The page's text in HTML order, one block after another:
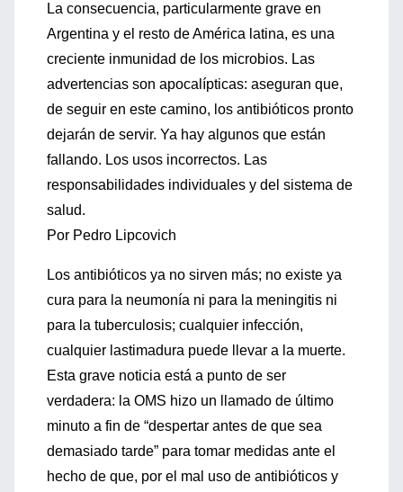
La consecuencia, particularmente grave en
Argentina y el resto de América latina, es una
creciente inmunidad de los microbios. Las
advertencias son apocalípticas: aseguran que,
de seguir en este camino, los antibióticos pronto
dejarán de servir. Ya hay algunos que están
fallando. Los usos incorrectos. Las
responsabilidades individuales y del sistema de
salud.
Por Pedro Lipcovich
Los antibióticos ya no sirven más; no existe ya
cura para la neumonía ni para la meningitis ni
para la tuberculosis; cualquier infección,
cualquier lastimadura puede llevar a la muerte.
Esta grave noticia está a punto de ser
verdadera: la OMS hizo un llamado de último
minuto a fin de “despertar antes de que sea
demasiado tarde” para tomar medidas ante el
hecho de que, por el mal uso de antibióticos y